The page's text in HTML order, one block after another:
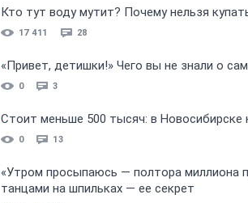
Кто тут воду мутит? Почему нельзя
17 411 28
«Привет, детишки!» Чего вы не знали о
0 3
Стоит меньше 500 тысяч: в
0 13
«Утром просыпаюсь — полтора миллиона
танцами на шпильках — ее секрет